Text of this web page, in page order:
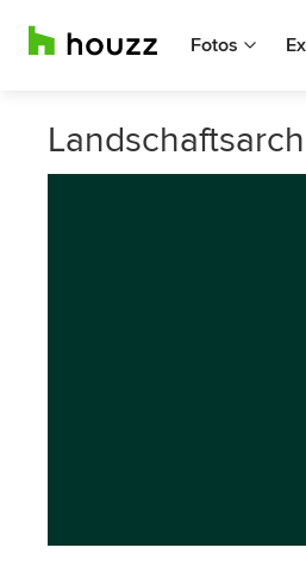
Fotos